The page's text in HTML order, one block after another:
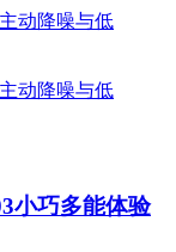
小巧多能体验